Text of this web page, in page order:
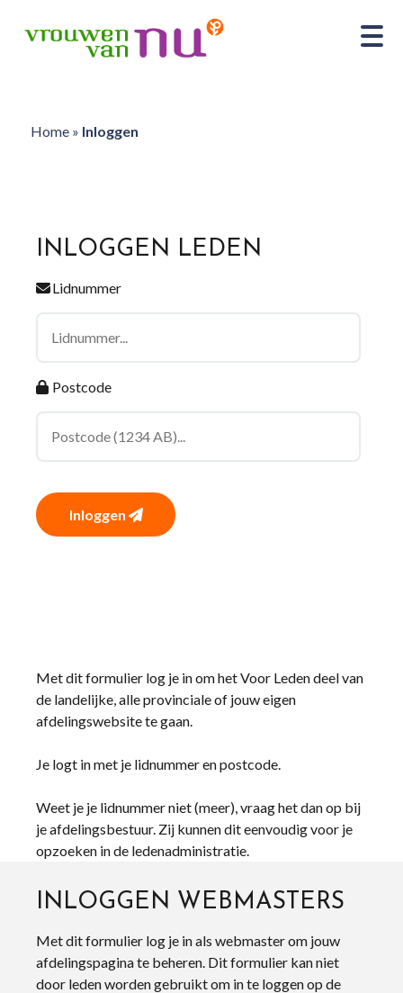
Home» Inloggen
INLOGGEN LEDEN
Lidnummer
Postcode
Inloggen
Met dit formulier log je in om het Voor Leden deel van
de landelijke, alle provinciale of jouw eigen
afdelingswebsite te gaan.
Je logt in met je lidnummer en postcode.
Weet je je lidnummer niet (meer), vraag het dan op bij
je afdelingsbestuur. Zij kunnen dit eenvoudig voor je
opzoeken in de ledenadministratie.
INLOGGEN WEBMASTERS
Met dit formulier log je in als webmaster om jouw
afdelingspagina te beheren. Dit formulier kan niet
door leden worden gebruikt om in te loggen op de